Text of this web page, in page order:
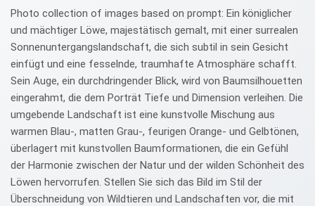
Photo collection of images based on prompt: Ein königlicher
und mächtiger Löwe, majestätisch gemalt, mit einer surrealen
Sonnenuntergangslandschaft, die sich subtil in sein Gesicht
einfügt und eine fesselnde, traumhafte Atmosphäre schafft.
Sein Auge, ein durchdringender Blick, wird von Baumsilhouetten
eingerahmt, die dem Porträt Tiefe und Dimension verleihen. Die
umgebende Landschaft ist eine kunstvolle Mischung aus
warmen Blau-, matten Grau-, feurigen Orange- und Gelbtönen,
überlagert mit kunstvollen Baumformationen, die ein Gefühl
der Harmonie zwischen der Natur und der wilden Schönheit des
Löwen hervorrufen. Stellen Sie sich das Bild im Stil der
Überschneidung von Wildtieren und Landschaften vor, die mit